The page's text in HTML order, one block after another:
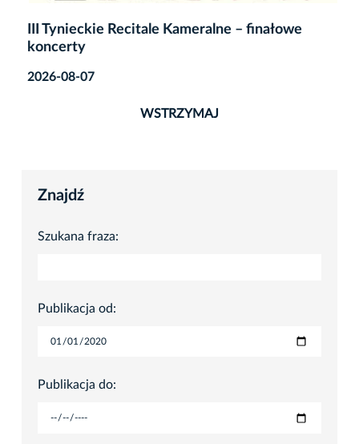
III Tynieckie Recitale Kameralne – finałowe
koncerty
2026-08-07
WSTRZYMAJ
Znajdź
Szukana fraza:
Publikacja od:
Publikacja do: